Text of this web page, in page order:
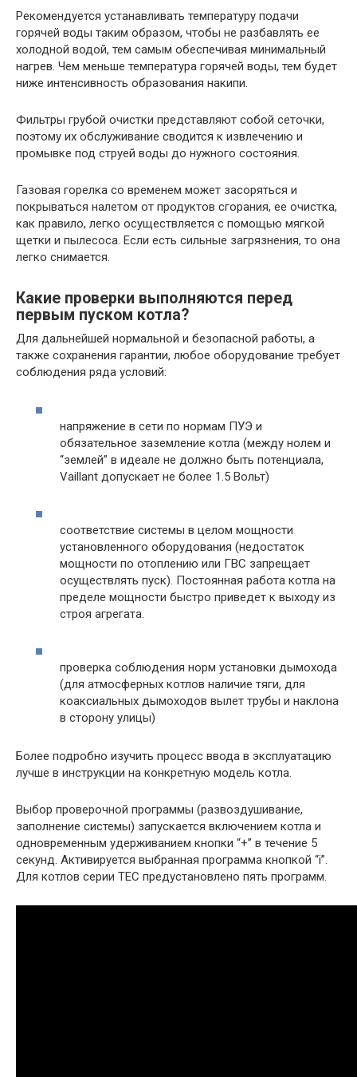
Рекомендуется устанавливать температуру подачи
горячей воды таким образом, чтобы не разбавлять ее
холодной водой, тем самым обеспечивая минимальный
нагрев. Чем меньше температура горячей воды, тем будет
ниже интенсивность образования накипи.
Фильтры грубой очистки представляют собой сеточки,
поэтому их обслуживание сводится к извлечению и
промывке под струей воды до нужного состояния.
Газовая горелка со временем может засоряться и
покрываться налетом от продуктов сгорания, ее очистка,
как правило, легко осуществляется с помощью мягкой
щетки и пылесоса. Если есть сильные загрязнения, то она
легко снимается.
Какие проверки выполняются перед
первым пуском котла?
Для дальнейшей нормальной и безопасной работы, а
также сохранения гарантии, любое оборудование требует
соблюдения ряда условий:
напряжение в сети по нормам ПУЭ и
обязательное заземление котла (между нолем и
“землей” в идеале не должно быть потенциала,
Vaillant допускает не более 1.5 Вольт)
соответствие системы в целом мощности
установленного оборудования (недостаток
мощности по отоплению или ГВС запрещает
осуществлять пуск). Постоянная работа котла на
пределе мощности быстро приведет к выходу из
строя агрегата.
проверка соблюдения норм установки дымохода
(для атмосферных котлов наличие тяги, для
коаксиальных дымоходов вылет трубы и наклона
в сторону улицы)
Более подробно изучить процесс ввода в эксплуатацию
лучше в инструкции на конкретную модель котла.
Выбор проверочной программы (развоздушивание,
заполнение системы) запускается включением котла и
одновременным удерживанием кнопки “+” в течение 5
секунд. Активируется выбранная программа кнопкой “i”.
Для котлов серии TEC предустановлено пять программ.